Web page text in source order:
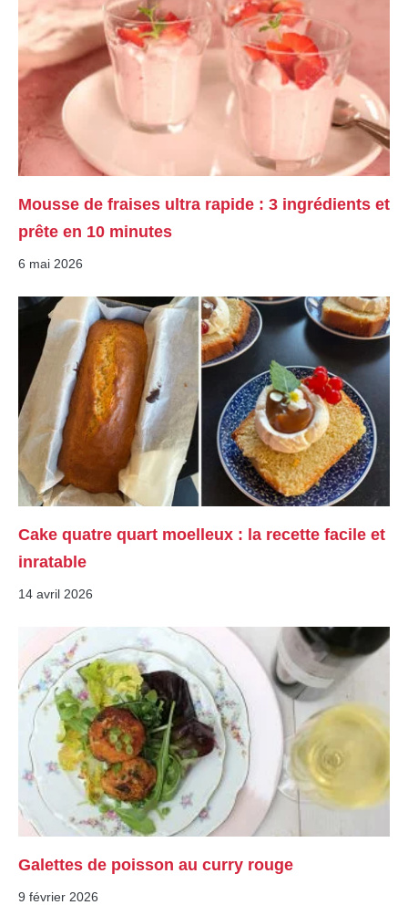
Mousse de fraises ultra rapide : 3 ingrédients et
prête en 10 minutes
6 mai 2026
Cake quatre quart moelleux : la recette facile et
inratable
14 avril 2026
Galettes de poisson au curry rouge
9 février 2026